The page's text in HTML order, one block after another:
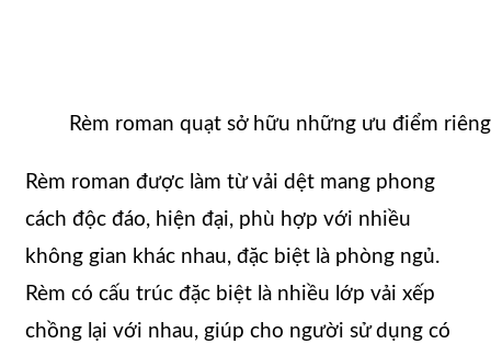
Rèm roman quạt sở hữu những ưu điểm
Rèm roman được làm từ vải dệt mang phong
cách độc đáo, hiện đại, phù hợp với nhiều
không gian khác nhau, đặc biệt là phòng ngủ.
Rèm có cấu trúc đặc biệt là nhiều lớp vải xếp
chồng lại với nhau, giúp cho người sử dụng có